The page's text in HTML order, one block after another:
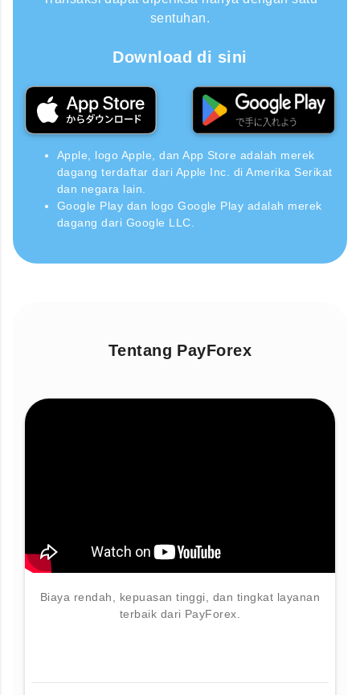
sentuhan.
Download di sini
Apple, logo Apple, dan App Store adalah merek
dagang terdaftar dari Apple Inc. di Amerika Serikat
dan negara lain.
Google Play dan logo Google Play adalah merek
dagang dari Google LLC.
Tentang PayForex
Biaya rendah, kepuasan tinggi, dan tingkat layanan
terbaik dari PayForex.